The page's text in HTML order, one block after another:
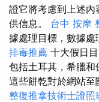
證它將考慮到上述
供信息。 台中 按摩
據處理目標，數據處
排毒推薦 十大假日
包括土耳其，希臘和
這些餅乾對於網站至
整復推拿技術士證